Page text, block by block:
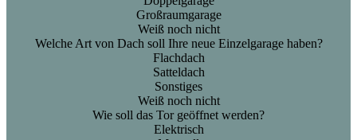
Großraumgarage
Weiß noch nicht
Welche Art von Dach soll Ihre neue Einzelgarage haben?
Flachdach
Satteldach
Sonstiges
Weiß noch nicht
Wie soll das Tor geöffnet werden?
Elektrisch